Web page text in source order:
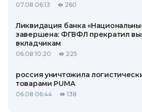
07.08 06:13 260
Ликвидация банка
завершена: ФГВФЛ прекратил
вкладчикам
06.08 10:20 225
россия уничтожила
товарами PUMA
06.08 06:44 138